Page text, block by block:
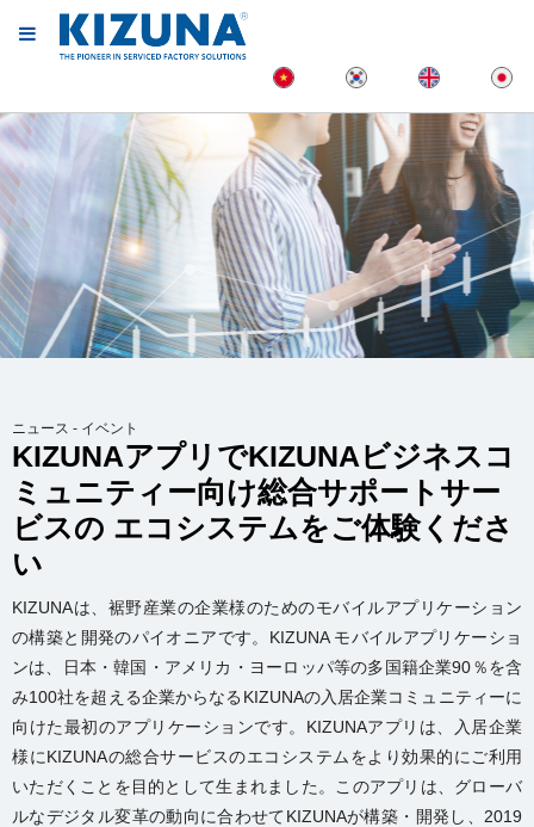
ニュース - イベント
KIZUNAアプリでKIZUNAビジネスコ
ミュニティー向け総合サポートサー
ビスの エコシステムをご体験くださ
い
KIZUNAは、裾野産業の企業様のためのモバイルアプリケーション
の構築と開発のパイオニアです。KIZUNA モバイルアプリケーショ
ンは、日本・韓国・アメリカ・ヨーロッパ等の多国籍企業90％を含
み100社を超える企業からなるKIZUNAの入居企業コミュニティーに
向けた最初のアプリケーションです。KIZUNAアプリは、入居企業
様にKIZUNAの総合サービスのエコシステムをより効果的にご利用
いただくことを目的として生まれました。このアプリは、グローバ
ルなデジタル変革の動向に合わせてKIZUNAが構築・開発し、2019